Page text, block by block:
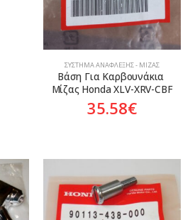
ΣΎΣΤΗΜΑ ΑΝΆΦΛΕΞΗΣ - ΜΊΖΑΣ
Βάση Για Καρβουνάκια
Μίζας Honda XLV-XRV-CBF
35.58€